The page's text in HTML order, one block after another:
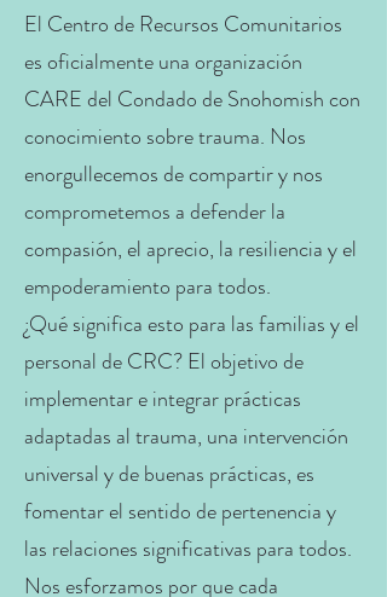
El Centro de Recursos Comunitarios
es oficialmente una organización
CARE del Condado de Snohomish con
conocimiento sobre trauma. Nos
enorgullecemos de compartir y nos
comprometemos a defender la
compasión, el aprecio, la resiliencia y el
empoderamiento para todos.
¿Qué significa esto para las familias y el
personal de CRC? El objetivo de
implementar e integrar prácticas
adaptadas al trauma, una intervención
universal y de buenas prácticas, es
fomentar el sentido de pertenencia y
las relaciones significativas para todos.
Nos esforzamos por que cada